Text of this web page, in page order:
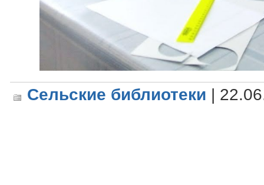
Сельские библиотеки |